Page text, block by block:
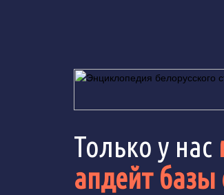
Только у нас
апдейт